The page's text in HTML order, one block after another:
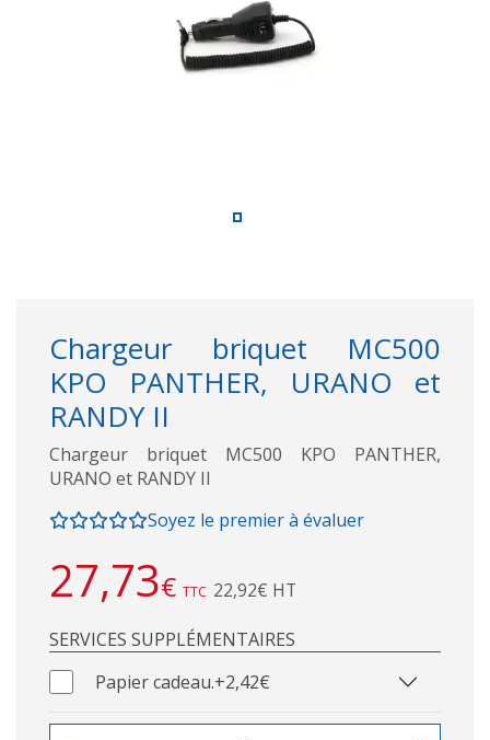
Chargeur briquet MC500
KPO PANTHER, URANO et
RANDY II
Chargeur briquet MC500 KPO PANTHER,
URANO et RANDY II
Soyez le premier à évaluer
27,73€ TTC 22,92€ HT
SERVICES SUPPLÉMENTAIRES
Papier cadeau.+2,42€